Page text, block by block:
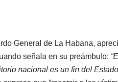
General de La Habana,
señala en su preámbulo:
nacional es un fin del